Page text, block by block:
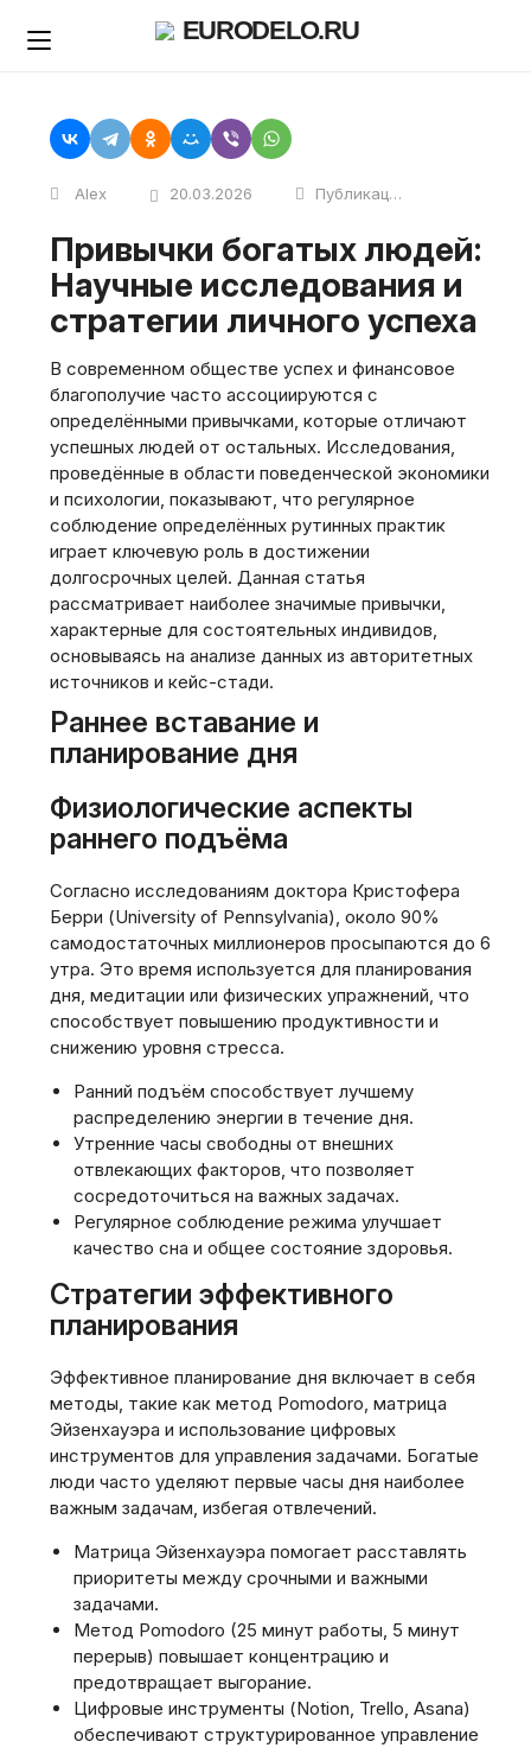
EURODELO.RU
Alex 20.03.2026 Публикации
Привычки богатых людей:
Научные исследования и
стратегии личного успеха
В современном обществе успех и финансовое
благополучие часто ассоциируются с
определёнными привычками, которые отличают
успешных людей от остальных. Исследования,
проведённые в области поведенческой экономики
и психологии, показывают, что регулярное
соблюдение определённых рутинных практик
играет ключевую роль в достижении
долгосрочных целей. Данная статья
рассматривает наиболее значимые привычки,
характерные для состоятельных индивидов,
основываясь на анализе данных из авторитетных
источников и кейс-стади.
Раннее вставание и
планирование дня
Физиологические аспекты
раннего подъёма
Согласно исследованиям доктора Кристофера
Берри (University of Pennsylvania), около 90%
самодостаточных миллионеров просыпаются до 6
утра. Это время используется для планирования
дня, медитации или физических упражнений, что
способствует повышению продуктивности и
снижению уровня стресса.
Ранний подъём способствует лучшему
распределению энергии в течение дня.
Утренние часы свободны от внешних
отвлекающих факторов, что позволяет
сосредоточиться на важных задачах.
Регулярное соблюдение режима улучшает
качество сна и общее состояние здоровья.
Стратегии эффективного
планирования
Эффективное планирование дня включает в себя
методы, такие как метод Pomodoro, матрица
Эйзенхауэра и использование цифровых
инструментов для управления задачами. Богатые
люди часто уделяют первые часы дня наиболее
важным задачам, избегая отвлечений.
Матрица Эйзенхауэра помогает расставлять
приоритеты между срочными и важными
задачами.
Метод Pomodoro (25 минут работы, 5 минут
перерыв) повышает концентрацию и
предотвращает выгорание.
Цифровые инструменты (Notion, Trello, Asana)
обеспечивают структурированное управление